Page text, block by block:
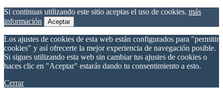
Si continuas utilizando este sitio aceptas el uso de cookies. más
información
Aceptar
Los ajustes de cookies de esta web están configurados para "permitir
cookies" y así ofrecerte la mejor experiencia de navegación posible.
Si sigues utilizando esta web sin cambiar tus ajustes de cookies o
haces clic en "Aceptar" estarás dando tu consentimiento a esto.
Cerrar